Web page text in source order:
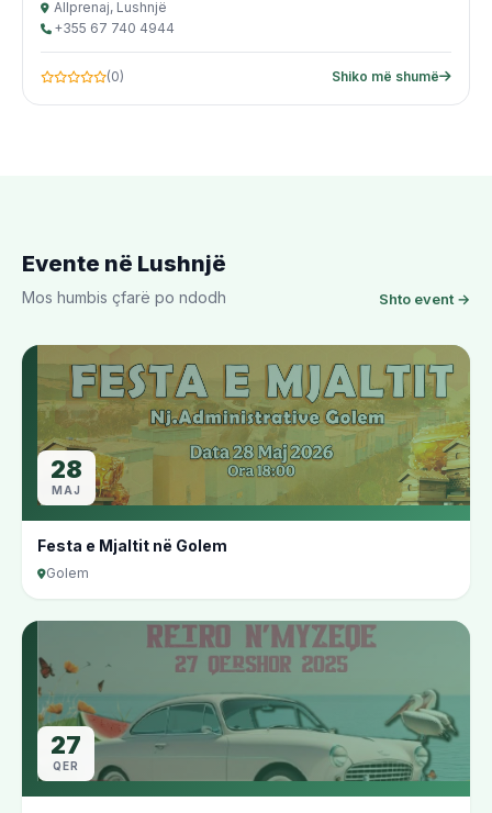
Allprenaj, Lushnjë
+355 67 740 4944
(0) Shiko më shumë
Evente në Lushnjë
Mos humbis çfarë po ndodh Shto event →
28
MAJ
Festa e Mjaltit në Golem
Golem
27
QER